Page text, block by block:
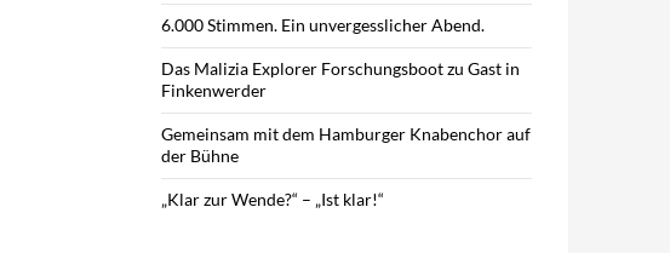
6.000 Stimmen. Ein unvergesslicher Abend.
Das Malizia Explorer Forschungsboot zu Gast in
Finkenwerder
Gemeinsam mit dem Hamburger Knabenchor auf
der Bühne
„Klar zur Wende?“ – „Ist klar!“